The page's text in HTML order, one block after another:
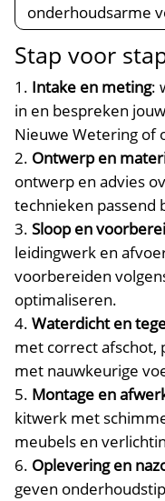
onderhoudsarme
Stap voor
Intake en meting:
in en bespreken
Nieuwe Wetering of
Ontwerp en
ontwerp en advies
technieken passend
Sloop en
leidingwerk en
voorbereiden
optimaliseren.​
Waterdicht en
met correct afschot,
met nauwkeurige
Montage en
kitwerk met
meubels en
Oplevering en
geven